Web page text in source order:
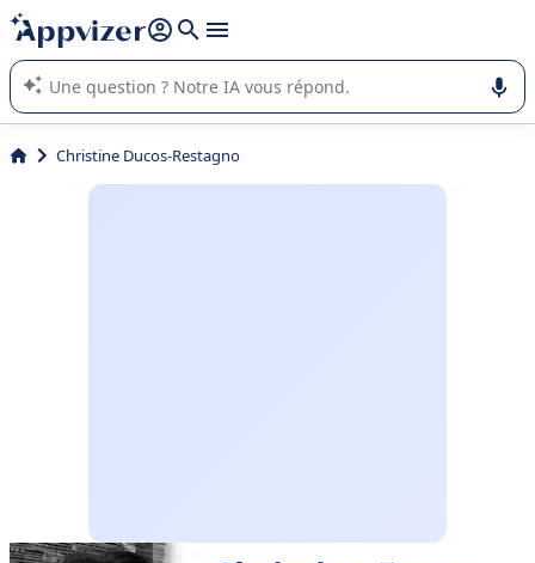
répondre (plusieurs lignes avec
L'IA de Appvizer vous guide dans l'utilisation ou la sélection de
logiciel SaaS en entreprise.
Christine Ducos-Restagno